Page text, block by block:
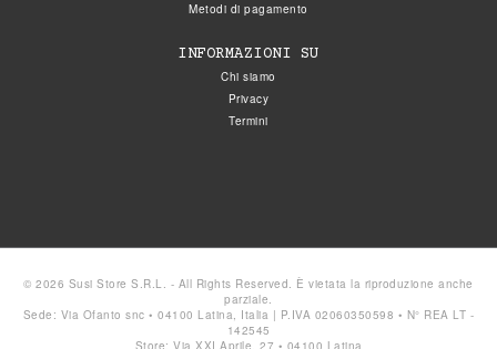
Metodi di pagamento
INFORMAZIONI SU
Chi siamo
Privacy
Termini
© 2026 Susi Store S.R.L. - All Rights Reserved. È vietata la riproduzione anche
parziale.
Sede: Via Ofanto snc • 04100 Latina, Italia | P.IVA 02060350598 • N° REA LT -
142545